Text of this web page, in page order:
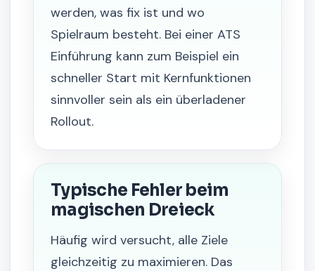
werden, was fix ist und wo
Spielraum besteht. Bei einer ATS
Einführung kann zum Beispiel ein
schneller Start mit Kernfunktionen
sinnvoller sein als ein überladener
Rollout.
Typische Fehler beim
magischen Dreieck
Häufig wird versucht, alle Ziele
gleichzeitig zu maximieren. Das